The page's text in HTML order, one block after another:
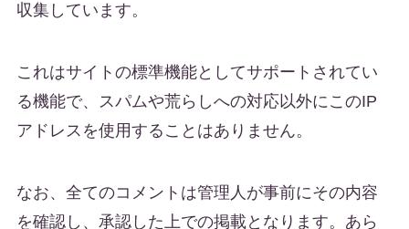
収集しています。
これはサイトの標準機能としてサポートされてい
る機能で、スパムや荒らしへの対応以外にこのIP
アドレスを使用することはありません。
なお、全てのコメントは管理人が事前にその内容
を確認し、承認した上での掲載となります。あら